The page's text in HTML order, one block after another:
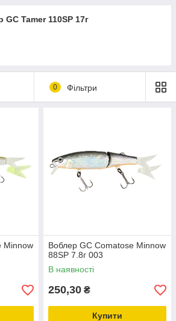
GC Tamer 110SP 17г
0 Фільтри
Minnow
Воблер GC Comatose Minnow
88SP 7.8г 003
В наявності
250,30 ₴
Купити